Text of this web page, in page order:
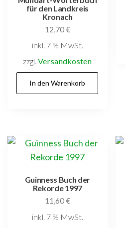
für den Landkreis
Kronach
12,70€
inkl. 7 % MwSt.
zzgl.Versandkosten
In den Warenkorb
Guinness Buch der
Rekorde 1997
11,60€
inkl. 7 % MwSt.